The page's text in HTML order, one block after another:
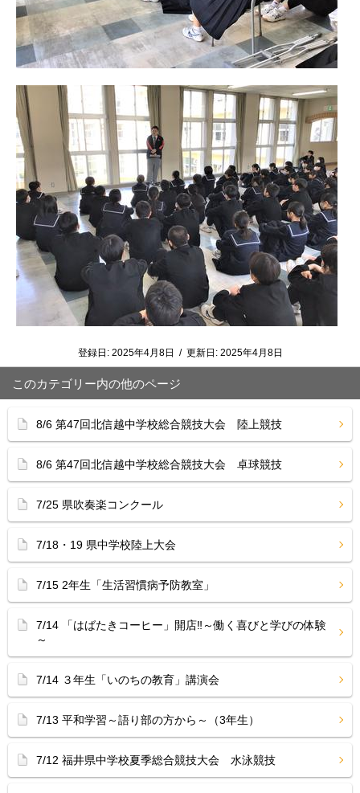
登録日: 2025年4月8日 / 更新日: 2025年4月8日
このカテゴリー内の他のページ
8/6 第47回北信越中学校総合競技大会 陸上競技
8/6 第47回北信越中学校総合競技大会 卓球競技
7/25 県吹奏楽コンクール
7/18・19 県中学校陸上大会
7/15 2年生「生活習慣病予防教室」
7/14 「はばたきコーヒー」開店‼︎～働く喜びと学びの体験
～
7/14 ３年生「いのちの教育」講演会
7/13 平和学習～語り部の方から～（3年生）
7/12 福井県中学校夏季総合競技大会 水泳競技